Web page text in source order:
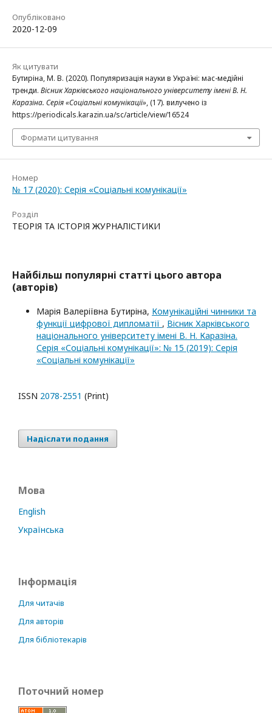
Опубліковано
2020-12-09
Як цитувати
Бутиріна, М. В. (2020). Популяризація науки в Україні: мас-медійні
тренди. Вісник Харківського національного університету імені В. Н.
Каразіна. Серія «Соціальні комунікації», (17). вилучено із
https://periodicals.karazin.ua/sc/article/view/16524
Формати цитування
Номер
№ 17 (2020): Серія «Соціальні комунікації»
Розділ
ТЕОРІЯ ТА ІСТОРІЯ ЖУРНАЛІСТИКИ
Найбільш популярні статті цього автора
(авторів)
Марія Валеріївна Бутиріна, Комунікаційні чинники та
функції цифрової дипломатії , Вісник Харківського
національного університету імені В. Н. Каразіна.
Серія «Соціальні комунікації»: № 15 (2019): Серія
«Соціальні комунікації»
ISSN 2078-2551 (Print)
Надіслати подання
Мова
English
Українська
Інформація
Для читачів
Для авторів
Для бібліотекарів
Поточний номер